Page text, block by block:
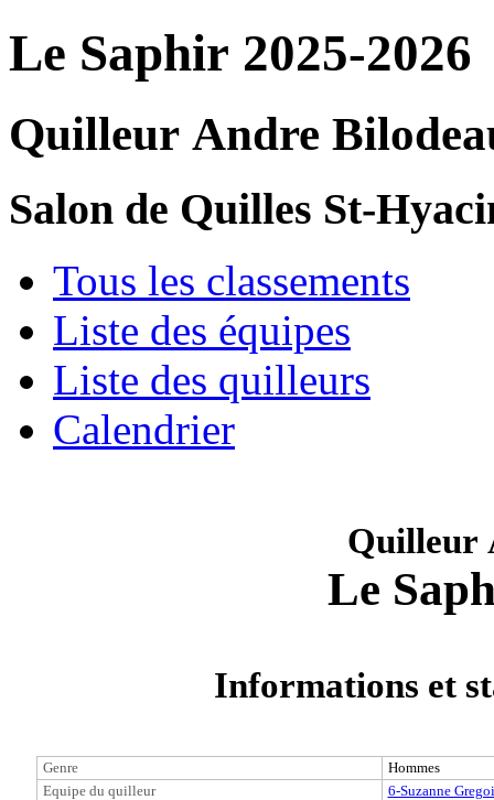
Le Saphir 2025-2026
Quilleur Andre
Salon de Quilles St-
Tous les classements
Liste des équipes
Liste des quilleurs
Calendrier
Quilleur
Le
Informations et
Genre
Hommes
Equipe du quilleur
6-Suzanne